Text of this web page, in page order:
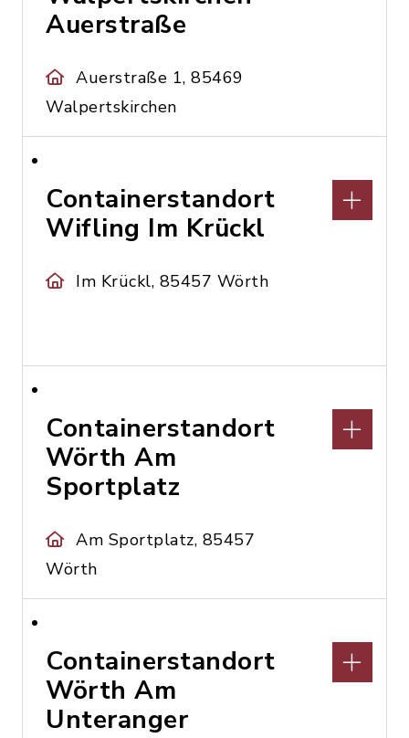
Auerstraße
Auerstraße 1, 85469
Walpertskirchen
Containerstandort
Wifling Im Krückl
Im Krückl, 85457 Wörth
Containerstandort
Wörth Am
Sportplatz
Am Sportplatz, 85457
Wörth
Containerstandort
Wörth Am
Unteranger